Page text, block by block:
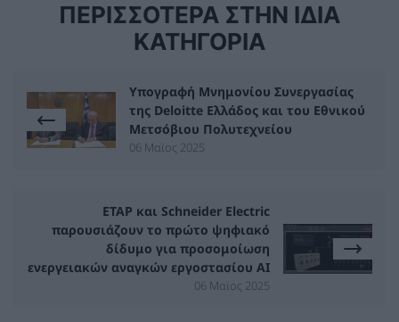
ΠΕΡΙΣΣΟΤΕΡΑ ΣΤΗΝ ΙΔΙΑ
ΚΑΤΗΓΟΡΙΑ
Υπογραφή Μνημονίου Συνεργασίας
της Deloitte Ελλάδος και του Εθνικού
Μετσόβιου Πολυτεχνείου
06 Μαϊος 2025
ETAP και Schneider Electric
παρουσιάζουν το πρώτο ψηφιακό
δίδυμο για προσομοίωση
ενεργειακών αναγκών εργοστασίου AI
06 Μαϊος 2025